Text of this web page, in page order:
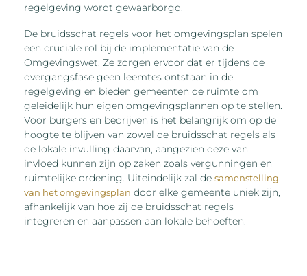
regelgeving wordt gewaarborgd.
De bruidsschat regels voor het omgevingsplan spelen
een cruciale rol bij de implementatie van de
Omgevingswet. Ze zorgen ervoor dat er tijdens de
overgangsfase geen leemtes ontstaan in de
regelgeving en bieden gemeenten de ruimte om
geleidelijk hun eigen omgevingsplannen op te stellen.
Voor burgers en bedrijven is het belangrijk om op de
hoogte te blijven van zowel de bruidsschat regels als
de lokale invulling daarvan, aangezien deze van
invloed kunnen zijn op zaken zoals vergunningen en
ruimtelijke ordening. Uiteindelijk zal desamenstelling
van het omgevingsplan door elke gemeente uniek zijn,
afhankelijk van hoe zij de bruidsschat regels
integreren en aanpassen aan lokale behoeften.